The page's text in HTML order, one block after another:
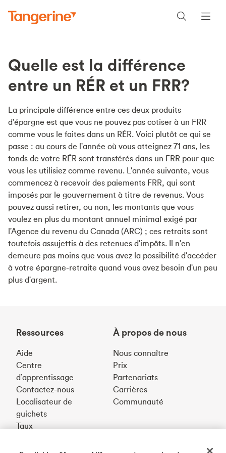
Quelle est la différence
entre un RÉR et un FRR?
La principale différence entre ces deux produits
d'épargne est que vous ne pouvez pas cotiser à un FRR
comme vous le faites dans un RÉR. Voici plutôt ce qui se
passe : au cours de l'année où vous atteignez 71 ans, les
fonds de votre RÉR sont transférés dans un FRR pour que
vous les utilisiez comme revenu. L'année suivante, vous
commencez à recevoir des paiements FRR, qui sont
imposés par le gouvernement à titre de revenus. Vous
pouvez aussi retirer, ou non, les montants que vous
voulez en plus du montant annuel minimal exigé par
l'Agence du revenu du Canada (ARC) ; ces retraits sont
toutefois assujettis à des retenues d'impôts. Il n'en
demeure pas moins que vous avez la possibilité d'accéder
à votre épargne-retraite quand vous avez besoin d'un peu
plus d'argent.
Ressources
Aide
Centre
d’apprentissage
Contactez-nous
Localisateur de
guichets
Taux
À propos de nous
Nous connaître
Prix
Partenariats
Carrières
Communauté